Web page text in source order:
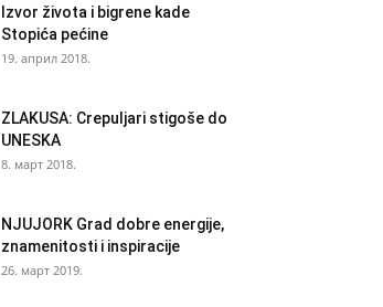
Izvor života i bigrene kade
Stopića pećine
19. април 2018.
ZLAKUSA: Crepuljari stigoše do
UNESKA
8. март 2018.
NJUJORK Grad dobre energije,
znamenitosti i inspiracije
26. март 2019.